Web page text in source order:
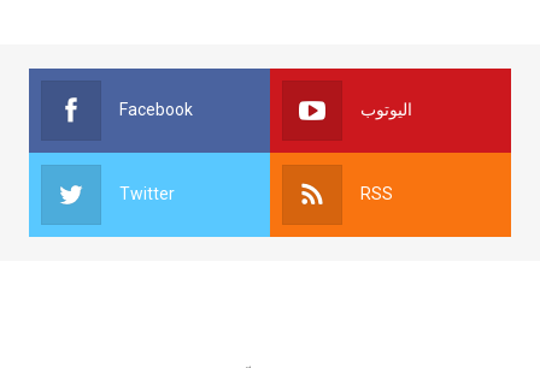
Facebook اليوتوب
Twitter RSS